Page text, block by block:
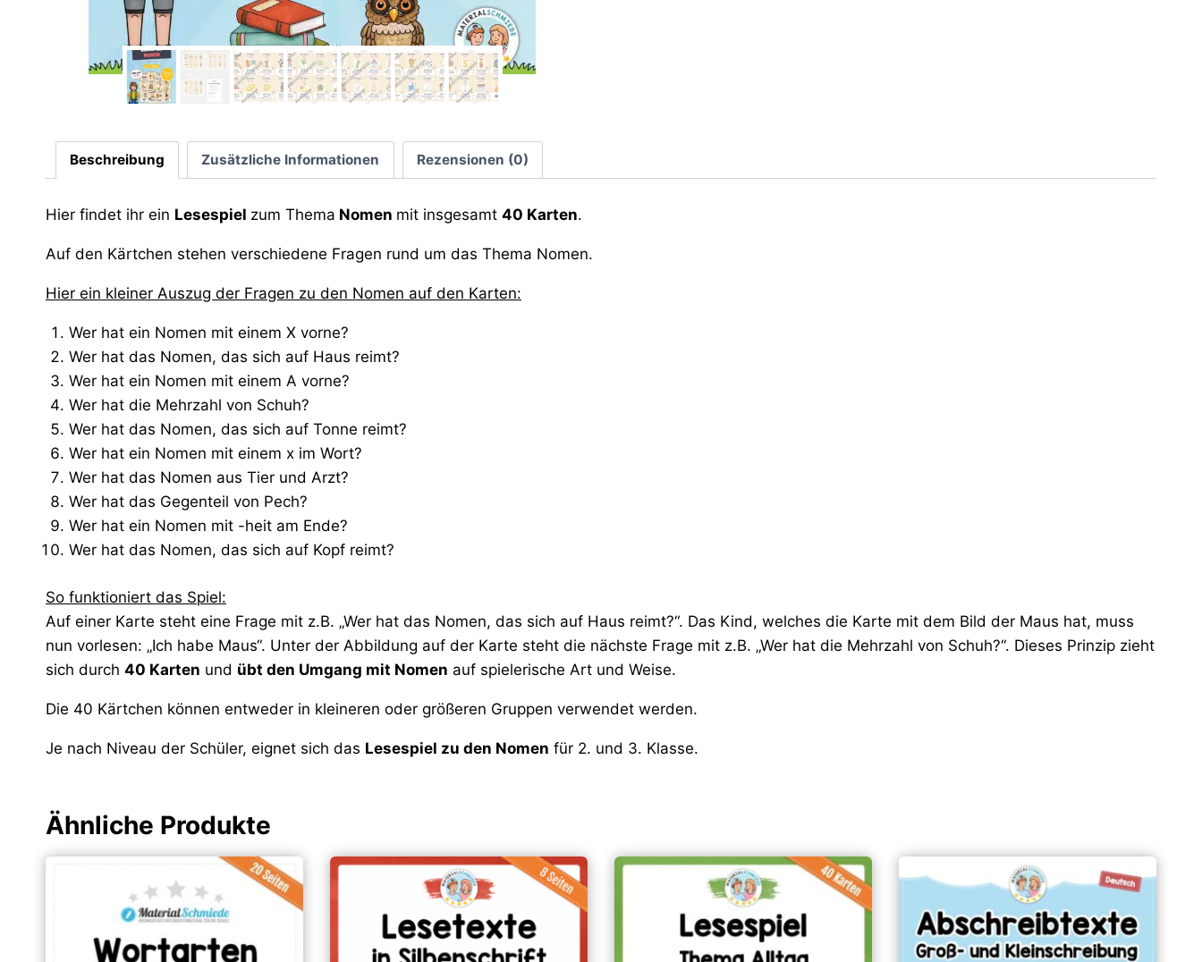
Beschreibung Zusätzliche Informationen Rezensionen (0)
Hier findet ihr ein Lesespiel zum Thema Nomen mit insgesamt 40 Karten.
Auf den Kärtchen stehen verschiedene Fragen rund um das Thema Nomen.
Hier ein kleiner Auszug der Fragen zu den Nomen auf den Karten:
Wer hat ein Nomen mit einem X vorne?
Wer hat das Nomen, das sich auf Haus reimt?
Wer hat ein Nomen mit einem A vorne?
Wer hat die Mehrzahl von Schuh?
Wer hat das Nomen, das sich auf Tonne reimt?
Wer hat ein Nomen mit einem x im Wort?
Wer hat das Nomen aus Tier und Arzt?
Wer hat das Gegenteil von Pech?
Wer hat ein Nomen mit -heit am Ende?
Wer hat das Nomen, das sich auf Kopf reimt?
So funktioniert das Spiel:
Auf einer Karte steht eine Frage mit z.B. „Wer hat das Nomen, das sich auf Haus reimt?“. Das Kind, welches die Karte mit dem Bild der Maus hat, muss
nun vorlesen: „Ich habe Maus“. Unter der Abbildung auf der Karte steht die nächste Frage mit z.B. „Wer hat die Mehrzahl von Schuh?“. Dieses Prinzip zieht
sich durch 40 Karten und übt den Umgang mit Nomen auf spielerische Art und Weise.
Die 40 Kärtchen können entweder in kleineren oder größeren Gruppen verwendet werden.
Je nach Niveau der Schüler, eignet sich das Lesespiel zu den Nomen für 2. und 3. Klasse.
Ähnliche Produkte